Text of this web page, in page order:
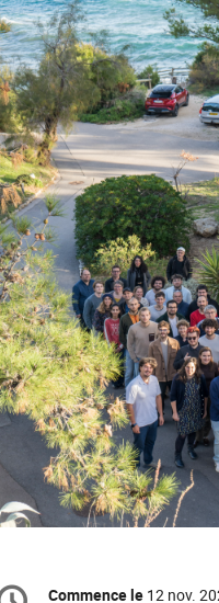
Information
Commence le 12 nov.